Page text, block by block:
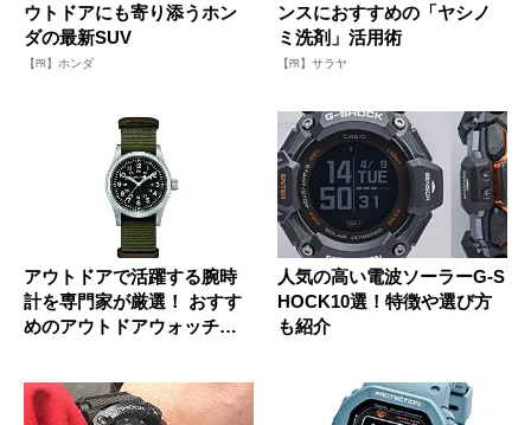
ウトドアにも寄り添うホン
ダの最新SUV
【PR】ホンダ
ンスにおすすめの「ヤシノ
ミ洗剤」活用術
【PR】サラヤ
アウトドアで活躍する腕時
計を専門家が厳選！ おすす
めのアウトドアウォッチ特
人気の高い電波ソーラーG-S
HOCK10選！特徴や選び方
も紹介